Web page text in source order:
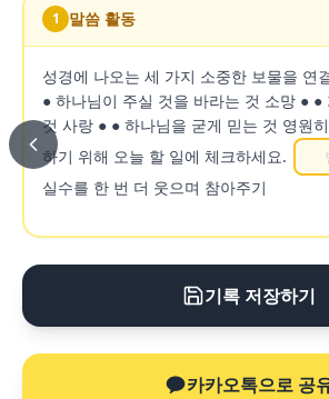
1 말씀 활동
성경에 나오는 세 가지 소중한 보물을 연
● 하나님이 주실 것을 바라는 것 소망 ● ●
것 사랑 ● ● 하나님을 굳게 믿는 것 영원
하기 위해 오늘 할 일에 체크하세요.
실수를 한 번 더 웃으며 참아주기
기록 저장하기
카카오톡으로 공